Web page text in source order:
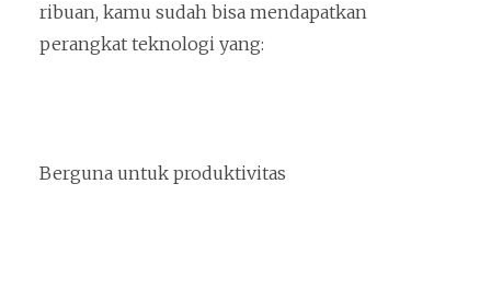
ribuan, kamu sudah bisa mendapatkan
perangkat teknologi yang:
Berguna untuk produktivitas